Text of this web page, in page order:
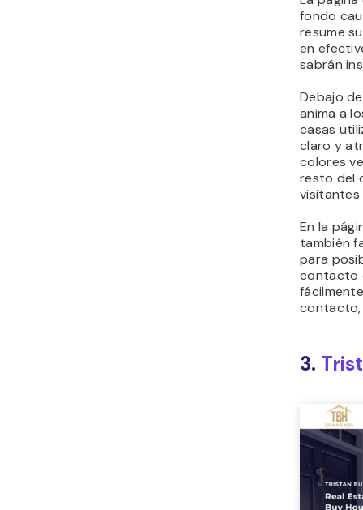
fondo
resume
en
sabrán
Debajo
anima a
casas
claro y
colores
resto del
visitantes
En la
también
para
contacto
contacto,
3.